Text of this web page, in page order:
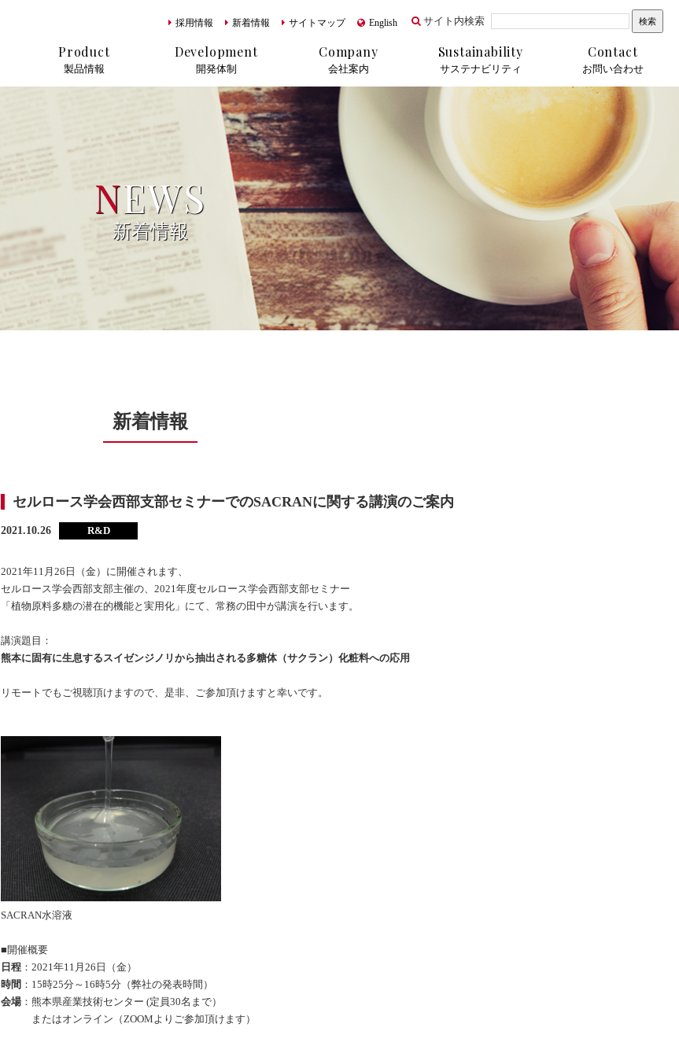
English
サイトマップ
新着情報
採用情報 サイト内検索
Product
製品情報
Development
開発体制
Company
会社案内
Sustainability
サステナビリティ
Contact
お問い合わせ
NEWS
新着情報
新着情報
セルロース学会西部支部セミナーでのSACRANに関する講演のご案内
2021.10.26
2021年11月26日（金）に開催されます、
セルロース学会西部支部主催の、2021年度セルロース学会西部支部セミナー
「植物原料多糖の潜在的機能と実用化」にて、常務の田中が講演を行います。
講演題目：
熊本に固有に生息するスイゼンジノリから抽出される多糖体（サクラン）化粧料への応用
リモートでもご視聴頂けますので、是非、ご参加頂けますと幸いです。
SACRAN水溶液
■開催概要
日程 ：2021年11月26日（金）
時間 ：15時25分～16時5分（弊社の発表時間）
会場：熊本県産業技術センター (定員30名まで）
またはオンライン（ZOOMよりご参加頂けます）